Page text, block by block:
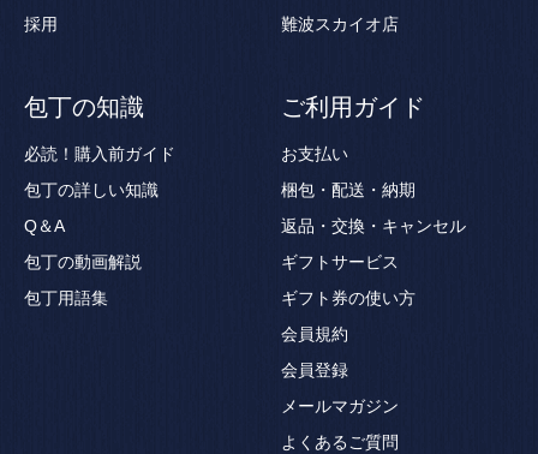
採用
難波スカイオ店
包丁の知識
必読！購入前ガイド
包丁の詳しい知識
Q＆A
包丁の動画解説
包丁用語集
ご利用ガイド
お支払い
梱包・配送・納期
返品・交換・キャンセル
ギフトサービス
ギフト券の使い方
会員規約
会員登録
メールマガジン
よくあるご質問